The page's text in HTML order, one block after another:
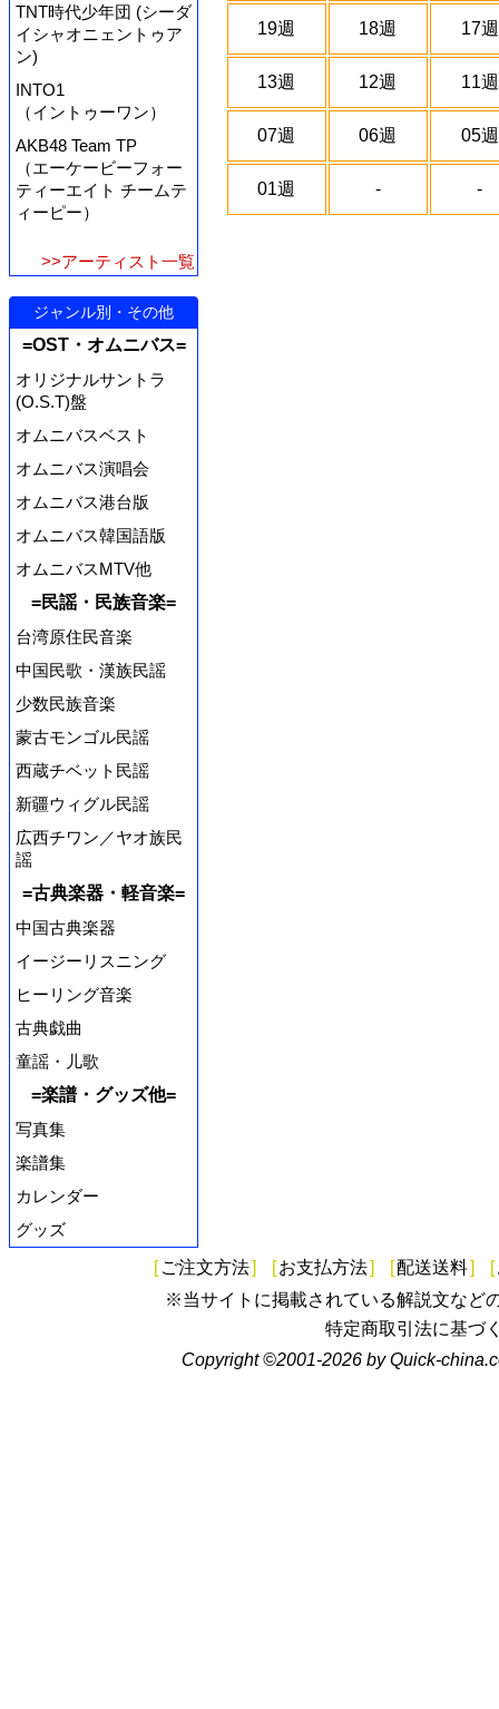
TNT時代少年団 (シーダ
イシャオニェントゥア
ン)
INTO1
（イントゥーワン）
AKB48 Team TP
（エーケービーフォー
ティーエイト チームテ
ィーピー）
>>アーティスト一覧
ジャンル別・その他
=OST・オムニバス=
オリジナルサントラ
(O.S.T)盤
オムニバスベスト
オムニバス演唱会
オムニバス港台版
オムニバス韓国語版
オムニバスMTV他
=民謡・民族音楽=
台湾原住民音楽
中国民歌・漢族民謡
少数民族音楽
蒙古モンゴル民謡
西蔵チベット民謡
新疆ウィグル民謡
広西チワン／ヤオ族民
謡
=古典楽器・軽音楽=
中国古典楽器
イージーリスニング
ヒーリング音楽
古典戯曲
童謡・儿歌
=楽譜・グッズ他=
写真集
楽譜集
カレンダー
グッズ
19週 18週 17週
13週 12週 11週
07週 06週 05週
01週 - -
[ ご注文方法] [お支払方法] [配送送料] [
※当サイトに掲載されている解説文など
特定商取引法に基づ
Copyright ©2001-2026 by Quick-